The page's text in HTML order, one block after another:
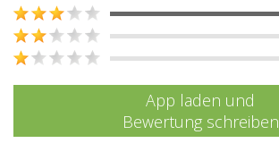
App laden und
Bewertung schreiben